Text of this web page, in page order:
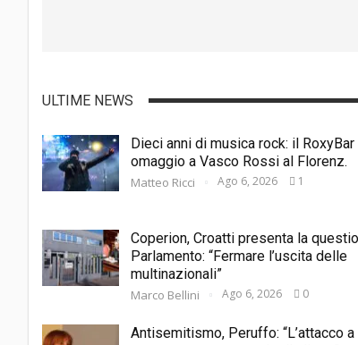
ULTIME NEWS
Dieci anni di musica rock: il
omaggio a Vasco Rossi al Florenz.
Matteo Ricci Ago 6, 2026 1
Coperion, Croatti presenta la
Parlamento: “Fermare l’uscita delle
multinazionali”
Marco Bellini Ago 6, 2026 0
Antisemitismo, Peruffo: “L’attacco